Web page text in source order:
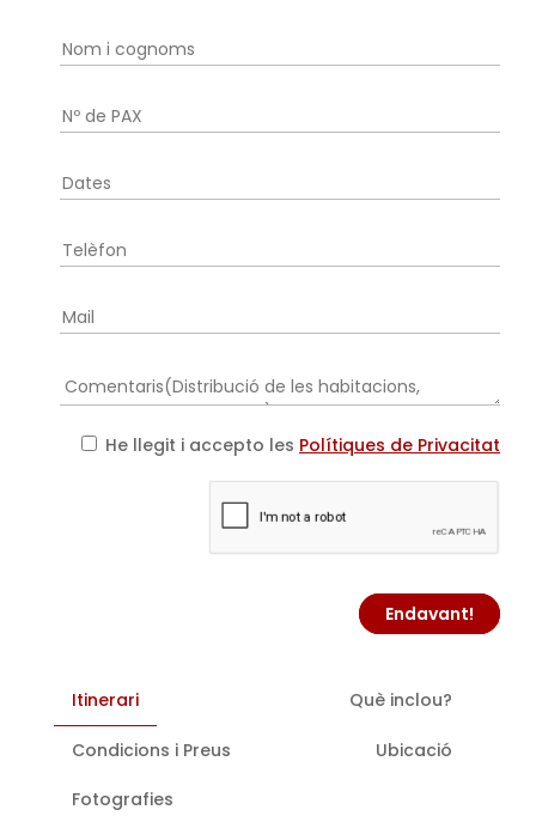
He llegit i accepto les Polítiques de Privacitat
Endavant!
Itinerari Què inclou?
Condicions i Preus Ubicació
Fotografies